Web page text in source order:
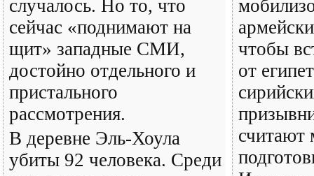
случалось. Но то, что
сейчас «поднимают на
щит» западные СМИ,
достойно отдельного и
пристального
рассмотрения.
В деревне Эль-Хоула
убиты 92 человека. Среди
чтобы
от
считают